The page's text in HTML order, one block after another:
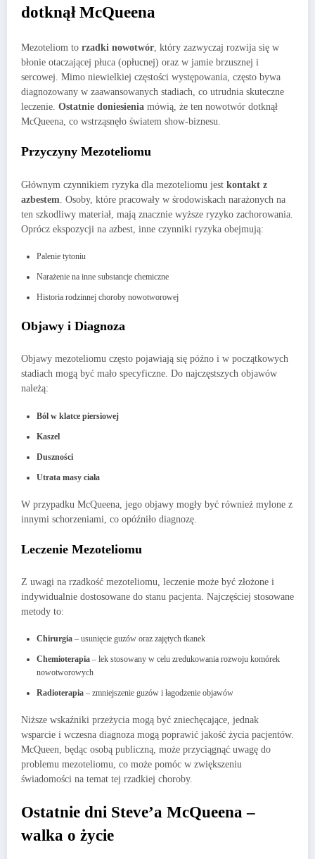
dotknął McQueena
Mezoteliom to rzadki nowotwór , który zazwyczaj rozwija się w
błonie otaczającej płuca (opłucnej) oraz w jamie brzusznej i
sercowej. Mimo niewielkiej częstości występowania, często bywa
diagnozowany w zaawansowanych stadiach, co utrudnia skuteczne
leczenie. Ostatnie doniesienia mówią, że ten nowotwór dotknął
McQueena, co wstrząsnęło światem show-biznesu.
Przyczyny Mezoteliomu
Głównym czynnikiem ryzyka dla mezoteliomu jest kontakt z
azbestem . Osoby, które pracowały w środowiskach narażonych na
ten szkodliwy materiał, mają znacznie wyższe ryzyko zachorowania.
Oprócz ekspozycji na azbest, inne czynniki ryzyka obejmują:
Palenie tytoniu
Narażenie na inne substancje chemiczne
Historia rodzinnej choroby nowotworowej
Objawy i Diagnoza
Objawy mezoteliomu często pojawiają się późno i w początkowych
stadiach mogą być mało specyficzne. Do najczęstszych objawów
należą:
Ból w klatce piersiowej
Kaszel
Duszności
Utrata masy ciała
W przypadku McQueena, jego objawy mogły być również mylone z
innymi schorzeniami, co opóźniło diagnozę.
Leczenie Mezoteliomu
Z uwagi na rzadkość mezoteliomu, leczenie może być złożone i
indywidualnie dostosowane do stanu pacjenta. Najczęściej stosowane
metody to:
Chirurgia – usunięcie guzów oraz zajętych tkanek
Chemioterapia – lek stosowany w celu zredukowania rozwoju komórek
nowotworowych
Radioterapia – zmniejszenie guzów i łagodzenie objawów
Niższe wskaźniki przeżycia mogą być zniechęcające, jednak
wsparcie i wczesna diagnoza mogą poprawić jakość życia pacjentów.
McQueen, będąc osobą publiczną, może przyciągnąć uwagę do
problemu mezoteliomu, co może pomóc w zwiększeniu
świadomości na temat tej rzadkiej choroby.
Ostatnie dni Steve’a McQueena –
walka o życie